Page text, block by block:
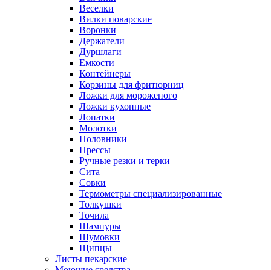
Веселки
Вилки поварские
Воронки
Держатели
Дуршлаги
Емкости
Контейнеры
Корзины для фритюрниц
Ложки для мороженого
Ложки кухонные
Лопатки
Молотки
Половники
Прессы
Ручные резки и терки
Сита
Совки
Термометры специализированные
Толкушки
Точила
Шампуры
Шумовки
Щипцы
Листы пекарские